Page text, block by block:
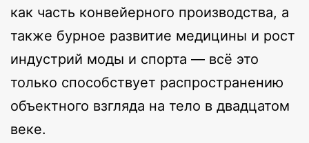
как часть конвейерного производства, а
также бурное развитие медицины и рост
индустрий моды и спорта — всё это
только способствует распространению
объектного взгляда на тело в двадцатом
веке.